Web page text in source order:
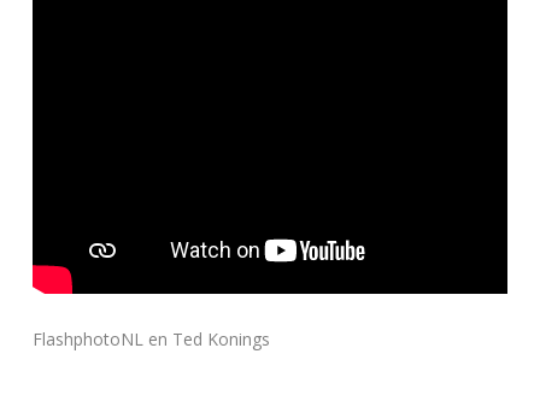
FlashphotoNL en Ted Konings